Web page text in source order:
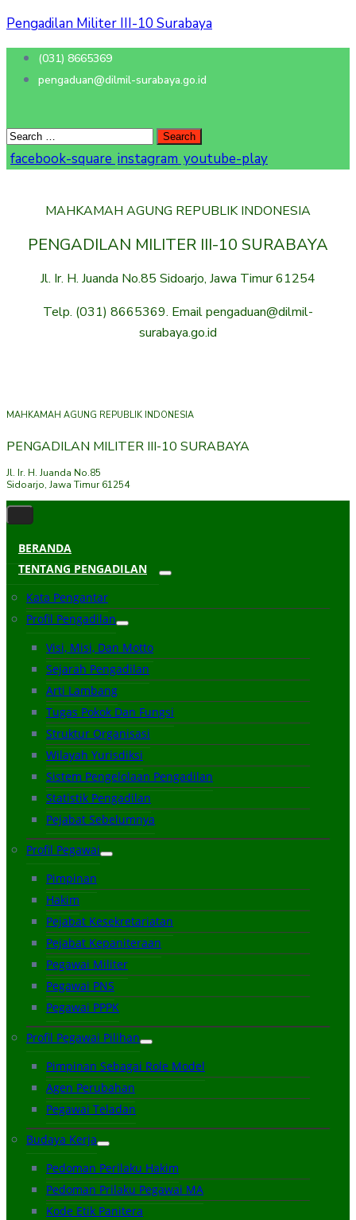
Pengadilan Militer III-10 Surabaya
(031) 8665369
pengaduan@dilmil-surabaya.go.id
facebook-square instagram youtube-play
MAHKAMAH AGUNG REPUBLIK INDONESIA
PENGADILAN MILITER III-10 SURABAYA
Jl. Ir. H. Juanda No.85 Sidoarjo, Jawa Timur 61254
Telp. (031) 8665369. Email pengaduan@dilmil-
surabaya.go.id
MAHKAMAH AGUNG REPUBLIK INDONESIA
PENGADILAN MILITER III-10 SURABAYA
Jl. Ir. H. Juanda No.85
Sidoarjo, Jawa Timur 61254
BERANDA
TENTANG PENGADILAN
Kata Pengantar
Profil Pengadilan
Visi, Misi, Dan Motto
Sejarah Pengadilan
Arti Lambang
Tugas Pokok Dan Fungsi
Struktur Organisasi
Wilayah Yurisdiksi
Sistem Pengelolaan Pengadilan
Statistik Pengadilan
Pejabat Sebelumnya
Profil Pegawai
Pimpinan
Hakim
Pejabat Kesekretariatan
Pejabat Kepaniteraan
Pegawai Militer
Pegawai PNS
Pegawai PPPK
Profil Pegawai Pilihan
Pimpinan Sebagai Role Model
Agen Perubahan
Pegawai Teladan
Budaya Kerja
Pedoman Perilaku Hakim
Pedoman Prilaku Pegawai MA
Kode Etik Panitera